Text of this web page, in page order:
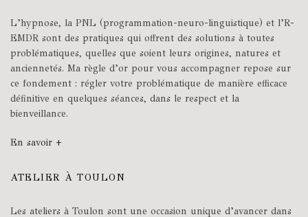
L’hypnose, la PNL (programmation-neuro-linguistique) et l’R-
EMDR sont des pratiques qui offrent des solutions à toutes
problématiques, quelles que soient leurs origines, natures et
anciennetés. Ma règle d’or pour vous accompagner repose sur
ce fondement : régler votre problématique de manière efficace
définitive en quelques séances, dans le respect et la
bienveillance.
En savoir +
ATELIER À TOULON
Les ateliers à Toulon sont une occasion unique d’avancer dans